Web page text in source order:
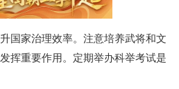
国家治理效率。注意培养武将和文
挥重要作用。定期举办科举考试是